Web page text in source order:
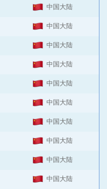
中国大陆
中国大陆
中国大陆
中国大陆
中国大陆
中国大陆
中国大陆
中国大陆
中国大陆
中国大陆